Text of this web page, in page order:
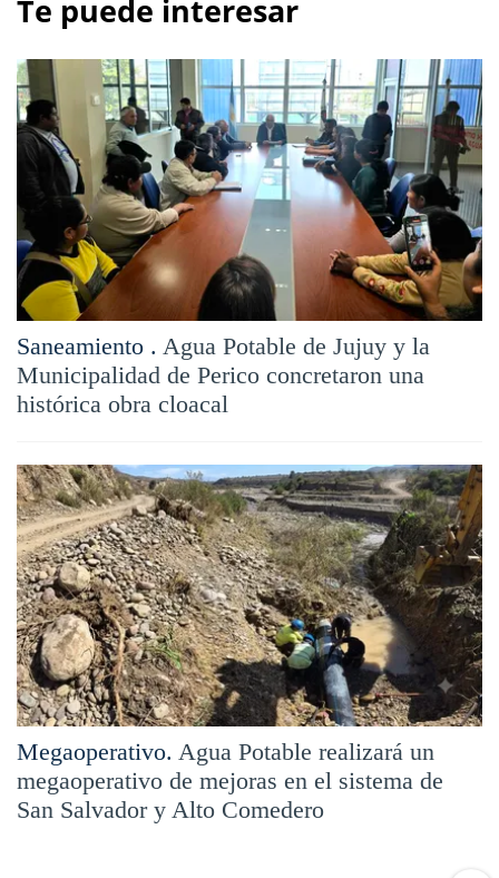
Te puede interesar
Saneamiento . Agua Potable de Jujuy y la
Municipalidad de Perico concretaron una
histórica obra cloacal
Megaoperativo. Agua Potable realizará un
megaoperativo de mejoras en el sistema de
San Salvador y Alto Comedero